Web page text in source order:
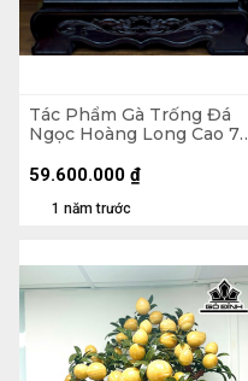
Tác Phẩm Gà Trống Đá
Ngọc Hoàng Long Cao 76
Cao Cả Đế 95 (cm)
1 năm trước
59.600.000 ₫